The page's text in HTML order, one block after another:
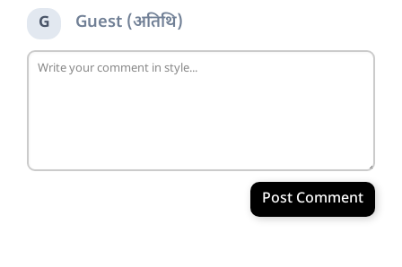
G Guest (अतिथि)
Post Comment